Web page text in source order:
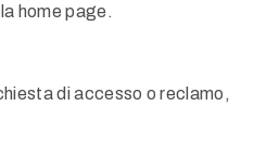
home page.
di accesso o reclamo,